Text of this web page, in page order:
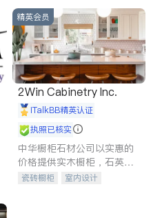
精英会员
2Win Cabinetry Inc.
iTalkBB精英认证
执照已核实
中华橱柜石材公司以实惠的
价格提供实木橱柜，石英石
台面，多种优质不锈钢水
瓷砖橱柜
室内设计